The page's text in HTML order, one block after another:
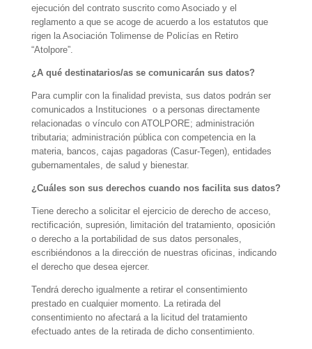
ejecución del contrato suscrito como Asociado y el
reglamento a que se acoge de acuerdo a los estatutos que
rigen la Asociación Tolimense de Policías en Retiro
“Atolpore”.
¿A qué destinatarios/as se comunicarán sus datos?
Para cumplir con la finalidad prevista, sus datos podrán ser
comunicados a Instituciones o a personas directamente
relacionadas o vínculo con ATOLPORE; administración
tributaria; administración pública con competencia en la
materia, bancos, cajas pagadoras (Casur-Tegen), entidades
gubernamentales, de salud y bienestar.
¿Cuáles son sus derechos cuando nos facilita sus datos?
Tiene derecho a solicitar el ejercicio de derecho de acceso,
rectificación, supresión, limitación del tratamiento, oposición
o derecho a la portabilidad de sus datos personales,
escribiéndonos a la dirección de nuestras oficinas, indicando
el derecho que desea ejercer.
Tendrá derecho igualmente a retirar el consentimiento
prestado en cualquier momento. La retirada del
consentimiento no afectará a la licitud del tratamiento
efectuado antes de la retirada de dicho consentimiento.